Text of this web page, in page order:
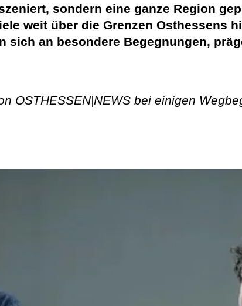
sondern eine ganze Region
weit über die Grenzen Osthessens
sich an besondere Begegnungen,
OSTHESSEN|NEWS bei einigen